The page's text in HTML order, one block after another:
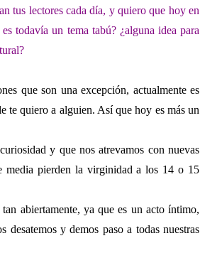
tus lectores cada día, y quiero que hoy en
todavía un tema tabú? ¿alguna idea para
que son una excepción, actualmente es
te quiero a alguien. Así que hoy es más un
y que nos atrevamos con nuevas
media pierden la virginidad a los 14 o 15
abiertamente, ya que es un acto íntimo,
y demos paso a todas nuestras